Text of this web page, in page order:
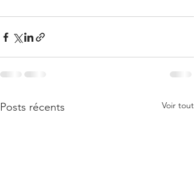
Posts récents Voir tout